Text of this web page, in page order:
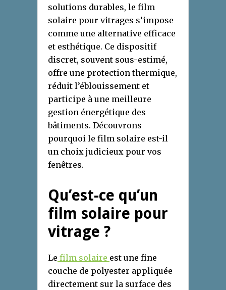
solutions durables, le film
solaire pour vitrages s’impose
comme une alternative efficace
et esthétique. Ce dispositif
discret, souvent sous-estimé,
offre une protection thermique,
réduit l’éblouissement et
participe à une meilleure
gestion énergétique des
bâtiments. Découvrons
pourquoi le film solaire est-il
un choix judicieux pour vos
fenêtres.
Qu’est-ce qu’un
film solaire pour
vitrage ?
Le film solaire est une fine
couche de polyester appliquée
directement sur la surface des